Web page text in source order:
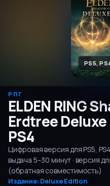
PS5,
РПГ
ELDEN RING
Erdtree
PS4
Цифровая версия дляPS5, PS4
выдача 5–30 минут · версия
(обратная совместимость)
Издание: Deluxe Edition